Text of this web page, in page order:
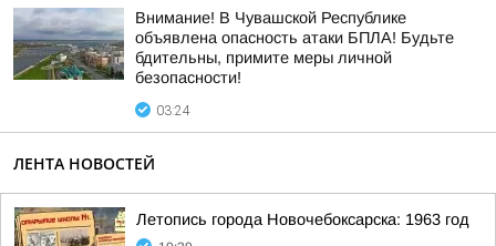
Внимание! В Чувашской Республике
объявлена опасность атаки БПЛА! Будьте
бдительны, примите меры личной
безопасности!
03:24
ЛЕНТА НОВОСТЕЙ
Летопись города Новочебоксарска: 1963 год